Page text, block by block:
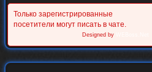
XINRQPkrkA
https://www.youtube.com/watch?v=z
UVvJjZIu_U
Только зарегистрированные
посетители могут писать в чате.
Designed by